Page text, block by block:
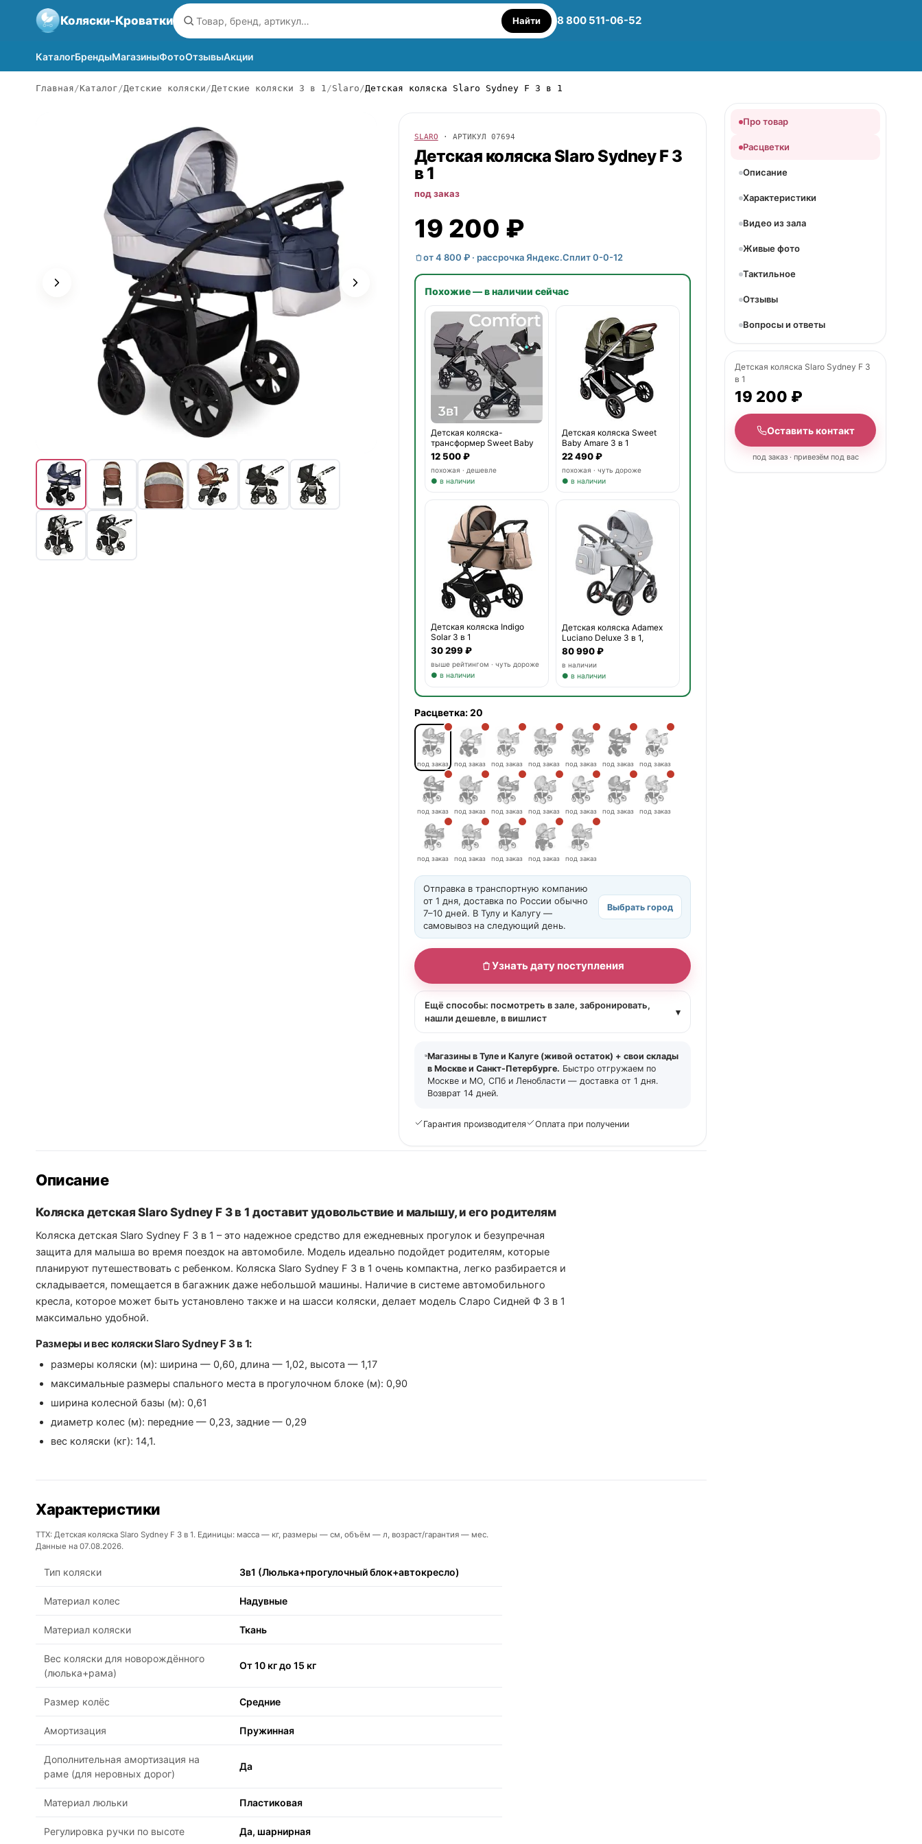
Коляски-Кроватки Найти 8 800 511-06-52
КаталогБрендыМагазиныФотоОтзывыАкции
Главная Каталог Детские коляски Детские коляски 3 в 1 Slaro Детская коляска Slaro Sydney F 3 в 1
SLARO · АРТИКУЛ 07694
Детская коляскаSlaroSydney F 3
в 1
под заказ
19 200 ₽
от 4 800 ₽ · рассрочка Яндекс.Сплит 0-0-12
Похожие — в наличии сейчас
Детская коляска-
трансформер Sweet Baby
Comfo
12 500 ₽
похожая · дешевле
● в наличии
Детская коляска Sweet
Baby Amare 3 в 1
22 490 ₽
похожая · чуть дороже
● в наличии
Детская коляска Indigo
Solar 3 в 1
30 299 ₽
выше рейтингом · чуть дороже
● в наличии
Детская коляска Adamex
Luciano Deluxe 3 в 1,
80 990 ₽
в наличии
● в наличии
Расцветка:20
под заказ под заказ под заказ под заказ под заказ под заказ под заказ
под заказ под заказ под заказ под заказ под заказ под заказ под заказ
под заказ под заказ под заказ под заказ под заказ
Отправка в транспортную компанию
от 1 дня, доставка по России обычно
7–10 дней. В Тулу и Калугу —
самовывоз на следующий день.
Выбрать город
Узнать дату поступления
Ещё способы: посмотреть в зале, забронировать,
нашли дешевле, в вишлист
▾
Магазины в Туле и Калуге (живой остаток) + свои склады
в Москве и Санкт-Петербурге. Быстро отгружаем по
Москве и МО, СПб и Ленобласти — доставка от 1 дня.
Возврат 14 дней.
Гарантия производителя Оплата при получении
Описание
Коляска детская Slaro Sydney F 3 в 1 доставит удовольствие и малышу, и его родителям
Коляска детская Slaro Sydney F 3 в 1 – это надежное средство для ежедневных прогулок и безупречная
защита для малыша во время поездок на автомобиле. Модель идеально подойдет родителям, которые
планируют путешествовать с ребенком. Коляска Slaro Sydney F 3 в 1 очень компактна, легко разбирается и
складывается, помещается в багажник даже небольшой машины. Наличие в системе автомобильного
кресла, которое может быть установлено также и на шасси коляски, делает модель Сларо Сидней Ф 3 в 1
максимально удобной.
Размеры и вес коляски Slaro Sydney F 3 в 1:
размеры коляски (м): ширина — 0,60, длина — 1,02, высота — 1,17
максимальные размеры спального места в прогулочном блоке (м): 0,90
ширина колесной базы (м): 0,61
диаметр колес (м): передние — 0,23, задние — 0,29
вес коляски (кг): 14,1.
Характеристики
ТТХ: Детская коляска Slaro Sydney F 3 в 1. Единицы: масса — кг, размеры — см, объём — л, возраст/гарантия — мес.
Данные на 07.08.2026.
Тип коляски 3в1 (Люлька+прогулочный блок+автокресло)
Материал колес Надувные
Материал коляски Ткань
Вес коляски для новорождённого
(люлька+рама)
От 10 кг до 15 кг
Размер колёс Средние
Амортизация Пружинная
Дополнительная амортизация на
раме (для неровных дорог)
Да
Материал люльки Пластиковая
Регулировка ручки по высоте Да, шарнирная
Про товар
Расцветки
Описание
Характеристики
Видео из зала
Живые фото
Тактильное
Отзывы
Вопросы и ответы
Детская коляска Slaro Sydney F 3
в 1
19 200 ₽
Оставить контакт
под заказ · привезём под вас